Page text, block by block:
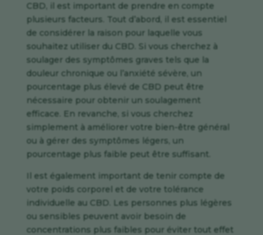
CBD, il est important de prendre en compte
plusieurs facteurs. Tout d’abord, il est essentiel
de considérer la raison pour laquelle vous
souhaitez utiliser du CBD. Si vous cherchez à
soulager des symptômes graves tels que la
douleur chronique ou l’anxiété sévère, un
pourcentage plus élevé de CBD peut être
nécessaire pour obtenir un soulagement
efficace. En revanche, si vous cherchez
simplement à améliorer votre bien-être général
ou à gérer des symptômes légers, un
pourcentage plus faible peut être suffisant.
Il est également important de tenir compte de
votre poids corporel et de votre tolérance
individuelle au CBD. Les personnes plus légères
ou sensibles peuvent avoir besoin de
concentrations plus faibles pour éviter tout effet